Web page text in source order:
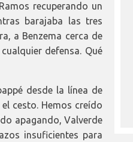
recuperando un
barajaba las tres
a Benzema cerca de
defensa. Qué
desde la línea de
cesto. Hemos creído
apagando, Valverde
insuficientes para